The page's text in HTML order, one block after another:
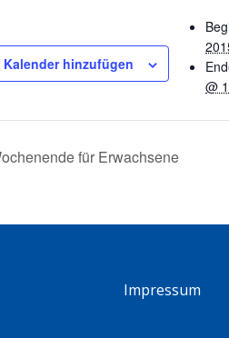
Kalender hinzufügen
@
für Erwachsene
Impressum